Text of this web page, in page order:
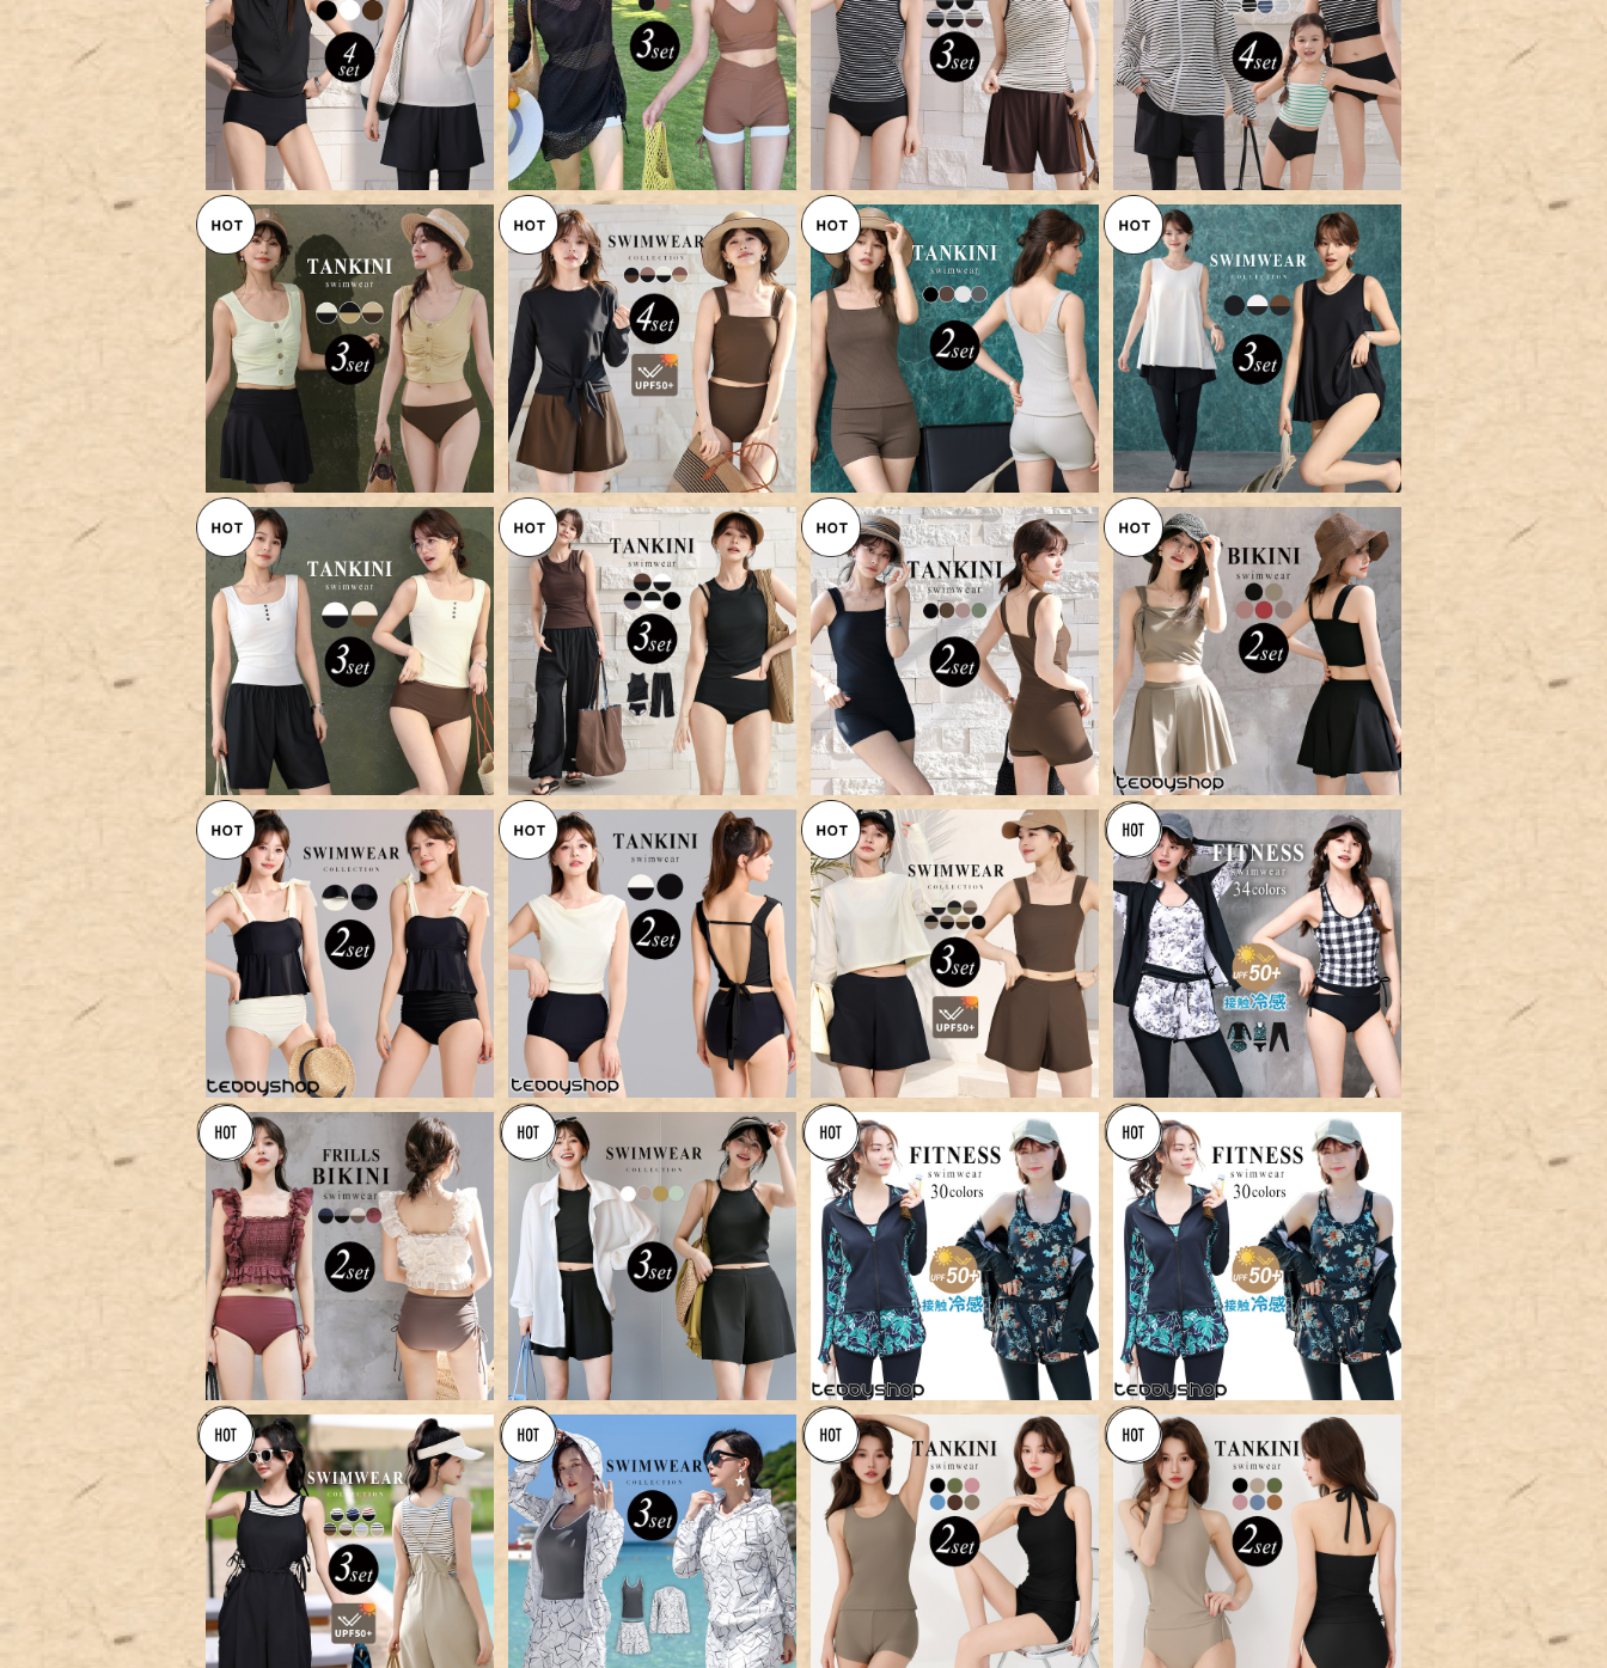
【メール便】水着 体型カバー レ
ディース ヘンリーネック レギン
ス ショートパンツ タンキニ 4点
セット／hys3436
¥10,360
【宅配便】ビキニ 水着 体型カバ
ー レディース 大きいサイズ／hy
s3411
¥8,960
【メール便】水着 体型カバー レ
ディース ボーダー タンキニ 3点
セット／hys3415
¥6,360
【宅配便】水着 体型カバー レデ
ィース ボーダー ラッシュガード
タンキニ 4点セット／hys3418
¥10,360
【メール便】タンキニ 水着 体型
カバー レディース ギャザー スカ
ート 洋服見え 4点セット／hys
3393
¥6,360
【メール便】UVカット率 99%以
上 水着 体型カバー レディース
ラッシュガード 長袖 タンキニ 4
点セット／hys3390
¥7,960
【メール便】リブ タンキニ 水着
体型カバー レディース セパレー
ト 2点セット／hys3349
¥5,360
【宅配便】水着 体型カバー レデ
ィース タンキニ Aライン レギン
ス 3点セット／hys3342
¥9,960
【メール便】水着 体型カバー レ
ディース スクエアネック タンキ
ニ ブラ一体型トップス 2点セッ
ト／hys3350
¥6,960
【宅配便】タンキニ 水着 体型カ
バー レディース アメリカンスリ
ーブ3点セット／hys3416
¥9,360
【メール便】レディース 水着 タン
キニ 2点セット 体型カバー／hy
s3345
¥5,360
【メール便】キャミキニ ビキニ 水
着 レディース 体型カバー／hys
3198
¥5,760
【メール便】ビキニ 水着 レディー
ス セパレート 2点セット／hys3
302
¥4,556
【メール便】タンキニ 水着 レディ
ース セパレート 2点セット／hy
s3303
¥4,386
SOLD OUT
【メール便】 UVカット率 99%以
上 水着 体型カバー／hys334
6
¥7,560
【宅配便】フィットネス5点セット
タンキニ C／hys2128
¥8,960
【メール便】フリル ビキニ 水着
レディース キャミキニ ハイウエ
スト／hys3269
¥5,960
【宅配便】シャツ付 水着 体型カ
バー タンキニ 3点セット／hys
3204
¥8,760
【宅配便】フィットネス5点セット
タンキニ A／hys2128
¥8,960
【宅配便】フィットネス5点セット
タンキニ B／hys2128
¥8,960
【宅配便】アメスリタンキニ+サイ
ドオープンサロペット／hys316
3
¥9,360
【宅配便】幾何学柄パーカー＋タ
ンキニ／hys3145
¥8,960
SOLD OUT
【メール便】シンプルタンキニ／
hys3042
¥4,200
【メール便】ホルターネックタン
キニ／hys3043
¥4,200